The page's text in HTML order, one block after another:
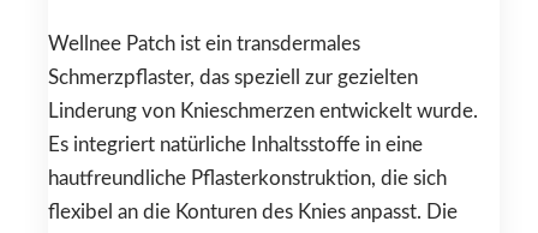
Wellnee Patch ist ein transdermales
Schmerzpflaster, das speziell zur gezielten
Linderung von Knieschmerzen entwickelt wurde.
Es integriert natürliche Inhaltsstoffe in eine
hautfreundliche Pflasterkonstruktion, die sich
flexibel an die Konturen des Knies anpasst. Die